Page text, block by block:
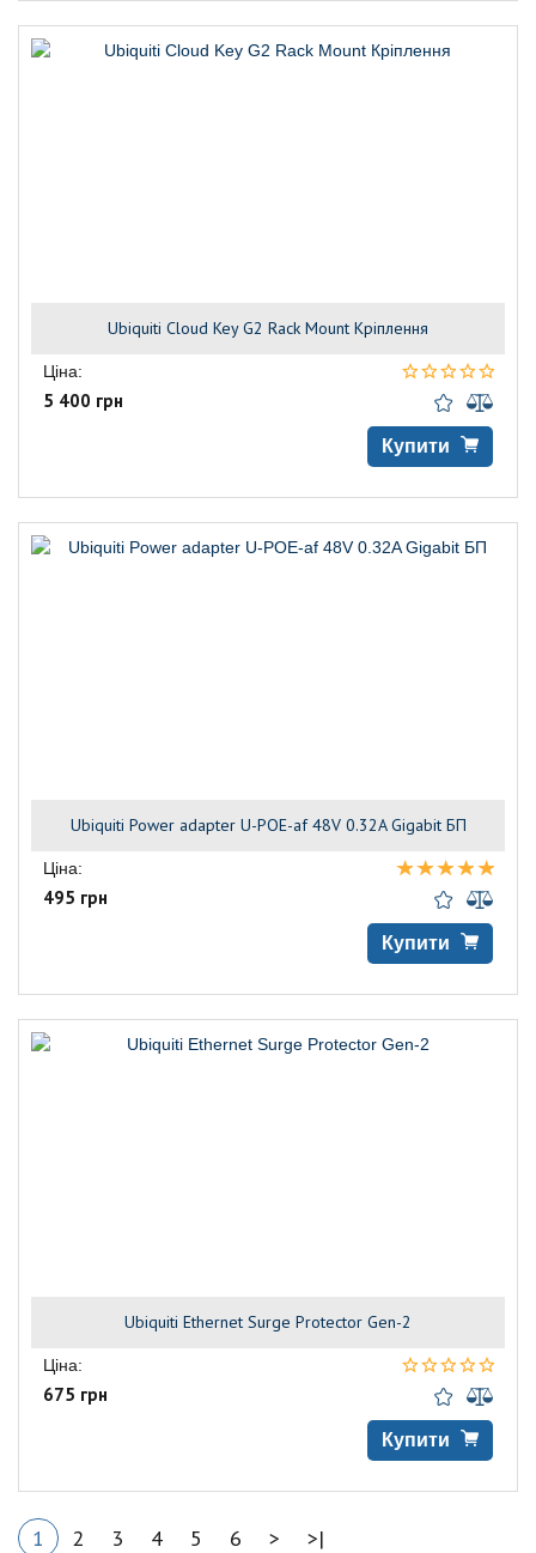
Ubiquiti Cloud Key G2 Rack Mount Кріплення
Ціна:
5 400 грн
Купити
Ubiquiti Power adapter U-POE-af 48V 0.32A Gigabit БП
Ціна:
495 грн
Купити
Ubiquiti Ethernet Surge Protector Gen-2
Ціна:
675 грн
Купити
1 2 3 4 5 6 > >|